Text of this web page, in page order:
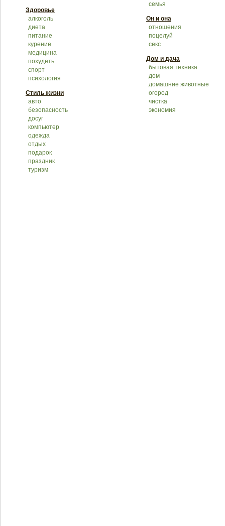
Здоровье
алкоголь
диета
питание
курение
медицина
похудеть
спорт
психология
Стиль жизни
авто
безопасность
досуг
компьютер
одежда
отдых
подарок
праздник
туризм
семья
Он и она
отношения
поцелуй
секс
Дом и дача
бытовая техника
дом
домашние животные
огород
чистка
экономия